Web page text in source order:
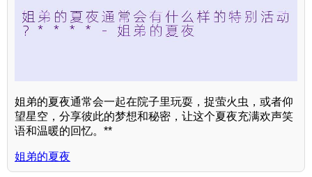
姐弟的夏夜通常会一起在院子里玩耍，捉萤火虫，或者仰
望星空，分享彼此的梦想和秘密，让这个夏夜充满欢声笑
语和温暖的回忆。**
姐弟的夏夜